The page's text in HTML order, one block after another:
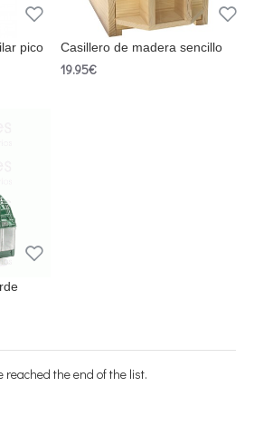
pico
Casillero de madera sencillo
19.95€
reached the end of the list.